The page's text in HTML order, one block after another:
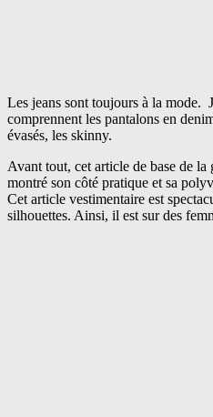
Les jeans sont toujours à la mode.
comprennent les pantalons en
évasés, les skinny.
Avant tout, cet article de base de la
montré son côté pratique et sa
Cet article vestimentaire est
silhouettes. Ainsi, il est sur des